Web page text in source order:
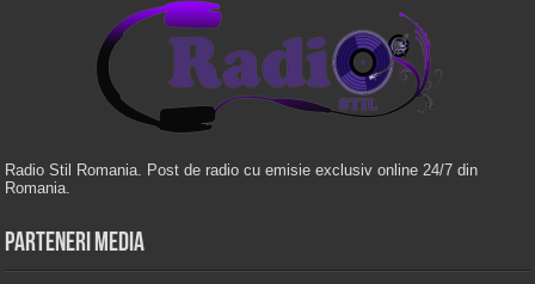
Radio Stil Romania. Post de radio cu emisie exclusiv online 24/7 din
Romania.
Parteneri Media